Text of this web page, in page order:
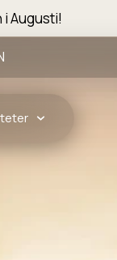
i Augusti!